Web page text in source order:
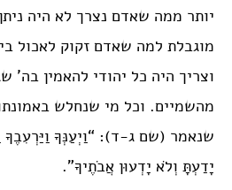
יותר ממה שאדם נצרך לא היה
מוגבלת למה שאדם זקוק לאכול
וצריך היה כל יהודי להאמין בה’
מהשמיים. וכל מי שנחלש
שנאמר (שם ג-ד): “וַיְעַנְּךָ
יָדַעְתָּ וְלֹא יָדְעוּן אֲבֹתֶיךָ”.